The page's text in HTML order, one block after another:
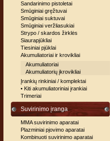
Sandarinimo pistoletai
Smūginiai gręžtuvai
Smūginiai suktuvai
Smūginiai veržliasukiai
Strypo / skardos žirklės
Siaurapjūkliai
Tiesiniai pjūklai
Akumuliatoriai ir krovikliai
Akumuliatoriai
Akumuliatorių įkrovikliai
Įrankių rinkiniai / komplektai
• Kiti akumuliatoriniai įrankiai
Trimeriai
Suvirinimo įranga
MMA suvirinimo aparatai
Plazminiai pjovimo aparatai
Kombinuoti suvirinimo aparatai